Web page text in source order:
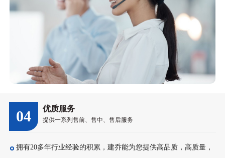
04 优质服务
提供一系列售前、售中、售后服务
拥有20多年行业经验的积累，建乔能为您提供高品质，高质量，